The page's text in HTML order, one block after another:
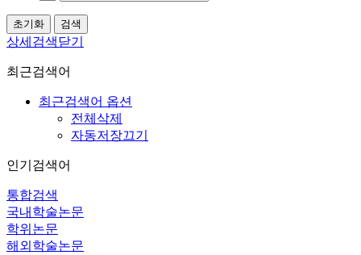
상세검색닫기
최근검색어
최근검색어 옵션
전체삭제
자동저장끄기
인기검색어
통합검색
국내학술논문
학위논문
해외학술논문